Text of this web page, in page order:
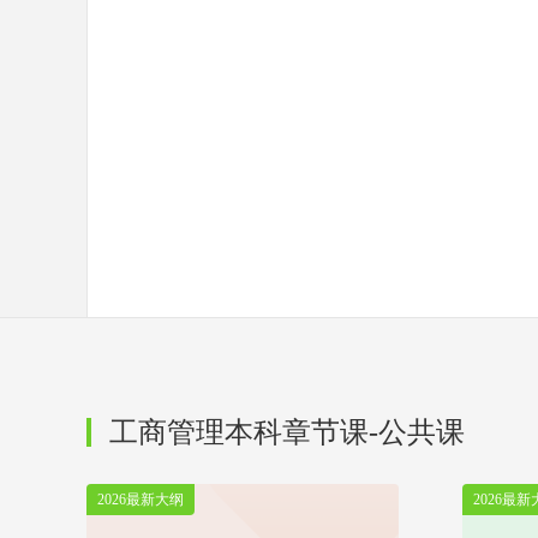
工商管理本科章节课-公共课
2026最新大纲 2026最新